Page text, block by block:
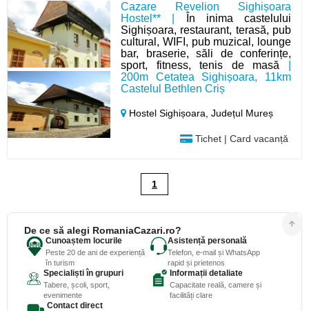
Cazare Revelion Sighișoara
Hostel** |
În inima castelului
Sighișoara, restaurant, terasă, pub
cultural, WIFI, pub muzical, lounge
bar, braserie, săli de conferințe,
sport, fitness, tenis de masă
200m Cetatea Sighișoara, 11km
Castelul Bethlen Criș
Hostel Sighișoara,Județul Mureș
Tichet | Card vacanță
1
De ce să alegi RomaniaCazari.ro?
Cunoaștem locurile
Peste 20 de ani de experiență
în turism
Asistență personală
Telefon, e-mail și WhatsApp
rapid și prietenos
Specialiști în grupuri
Tabere, școli, sport,
evenimente
Informații detaliate
Capacitate reală, camere și
facilități clare
Contact direct